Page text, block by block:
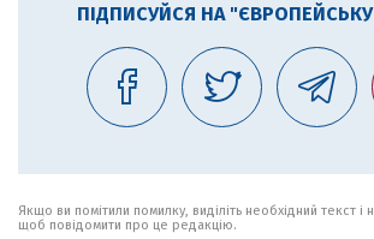
ПІДПИСУЙСЯ НА
Якщо ви помітили помилку, виділіть необхідний текст і
щоб повідомити про це редакцію.